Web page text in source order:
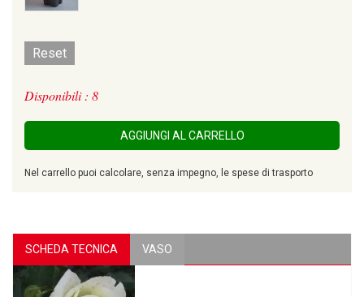
Reset
Disponibili : 8
AGGIUNGI AL CARRELLO
Nel carrello puoi calcolare, senza impegno, le spese di trasporto
SCHEDA TECNICA VASO